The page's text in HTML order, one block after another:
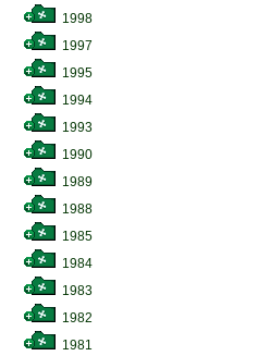
1998
1997
1995
1994
1993
1990
1989
1988
1985
1984
1983
1982
1981